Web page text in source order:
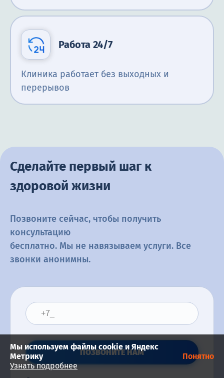
Работа 24/7
Клиника работает без выходных и
перерывов
Сделайте первый шаг к
здоровой жизни
Позвоните сейчас, чтобы получить
консультацию
бесплатно. Мы не навязываем услуги. Все
звонки анонимны.
ПОЗВОНИТЕ НАМ
Мы используем файлы cookie и Яндекс
Метрику
Узнать подробнее
Понятно